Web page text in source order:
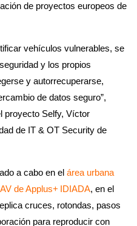
de proyectos europeos de
vehículos vulnerables, se
y los propios
y autorrecuperarse,
de datos seguro”,
proyecto Selfy, Víctor
de IT & OT Security de
a cabo en el área urbana
de Applus+ IDIADA, en el
cruces, rotondas, pasos
para reproducir con